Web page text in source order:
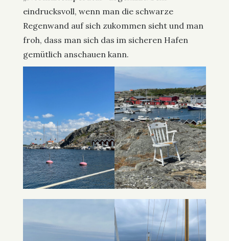
eindrucksvoll, wenn man die schwarze
Regenwand auf sich zukommen sieht und man
froh, dass man sich das im sicheren Hafen
gemütlich anschauen kann.